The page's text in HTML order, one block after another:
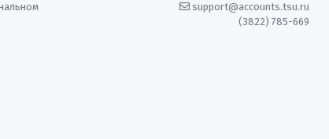
support@accounts.tsu.ru
(3822) 785-669